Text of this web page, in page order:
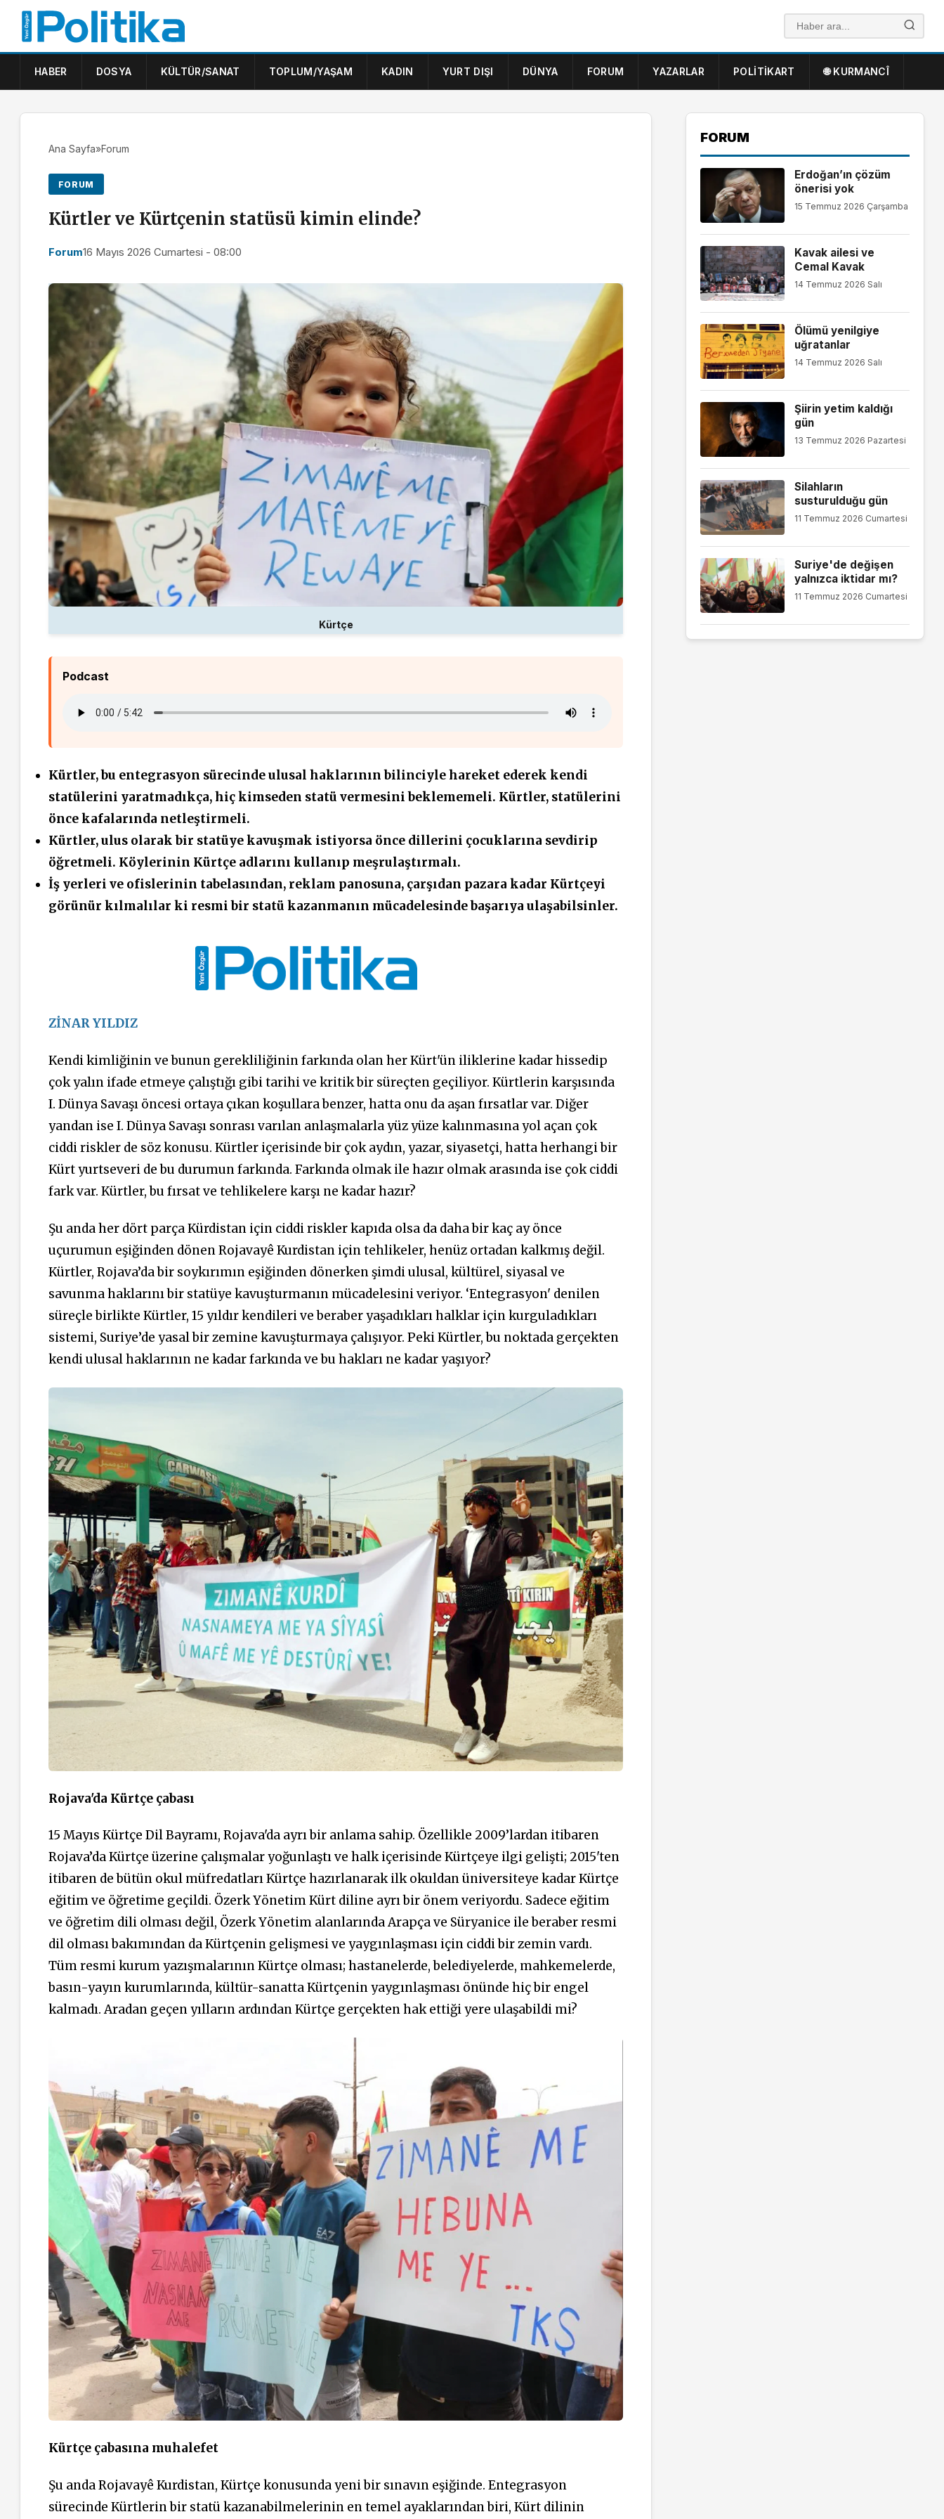
HABER DOSYA KÜLTÜR/SANAT TOPLUM/YAŞAM KADIN YURT DIŞI DÜNYA FORUM YAZARLAR POLITIKART 🌐 KURMANCÎ
Ana Sayfa»Forum
FORUM
Kürtler ve Kürtçenin statüsü kimin elinde?
Forum16 Mayıs 2026 Cumartesi - 08:00
Kürtçe
Podcast
Kürtler, bu entegrasyon sürecinde ulusal haklarınınbilinciyle hareket ederek kendi
statülerini yaratmadıkça,hiç kimseden statü vermesini beklememeli. Kürtler, statülerini
önce kafalarında netleştirmeli.
Kürtler, ulus olarak bir statüye kavuşmak istiyorsa önce dillerini çocuklarına sevdirip
öğretmeli. Köylerinin Kürtçe adlarını kullanıp meşrulaştırmalı.
İş yerleri ve ofislerinin tabelasından, reklam panosuna, çarşıdan pazara kadar Kürtçeyi
görünür kılmalılar ki resmi bir statü kazanmanın mücadelesinde başarıya ulaşabilsinler.
ZİNAR YILDIZ
Kendikimliğininve bunun gerekliliğininfarkında olan her Kürt'ün iliklerine kadar hissedip
çok yalın ifade etmeye çalıştığı gibitarihi ve kritikbir süreçten geçiliyor. Kürtlerin karşısında
I. Dünya Savaşı öncesi ortaya çıkan koşullara benzer, hatta onu da aşan fırsatlar var. Diğer
yandan ise I. Dünya Savaşı sonrası varılan anlaşmalarla yüz yüze kalınmasına yol açan çok
ciddi riskler de söz konusu. Kürtler içerisinde bir çok aydın, yazar, siyasetçi, hatta herhangi bir
Kürt yurtseveri de bu durumun farkında. Farkında olmak ile hazır olmak arasında ise çok ciddi
fark var. Kürtler, bu fırsat ve tehlikelere karşı ne kadar hazır?
Şu anda her dört parça Kürdistan için ciddi riskler kapıda olsa da daha bir kaç ay önce
uçurumun eşiğinden dönen Rojavayê Kurdistan için tehlikeler, henüz ortadan kalkmış değil.
Kürtler, Rojava’da bir soykırımın eşiğinden dönerken şimdi ulusal, kültürel, siyasal ve
savunma haklarını bir statüye kavuşturmanın mücadelesini veriyor. ‘Entegrasyon' denilen
süreçlebirlikte Kürtler, 15 yıldır kendileri ve beraber yaşadıkları halklar için kurguladıkları
sistemi, Suriye’de yasal bir zemine kavuşturmaya çalışıyor. Peki Kürtler, bu noktada gerçekten
kendi ulusal haklarının ne kadar farkında ve bu hakları ne kadar yaşıyor?
Rojava'da Kürtçe çabası
15 Mayıs Kürtçe Dil Bayramı, Rojava'da ayrı bir anlama sahip. Özellikle 2009’lardan itibaren
Rojava’da Kürtçe üzerine çalışmalar yoğunlaştı ve halk içerisinde Kürtçeye ilgi gelişti; 2015'ten
itibaren de bütün okul müfredatları Kürtçe hazırlanarak ilk okuldan üniversiteye kadar Kürtçe
eğitim ve öğretime geçildi. Özerk Yönetim Kürt diline ayrı bir önem veriyordu. Sadece eğitim
ve öğretim dili olması değil, Özerk Yönetim alanlarında Arapça ve Süryanice ile beraber resmi
dil olması bakımından da Kürtçenin gelişmesi ve yaygınlaşması için ciddi bir zemin vardı.
Tüm resmi kurum yazışmalarının Kürtçe olması; hastanelerde, belediyelerde, mahkemelerde,
basın-yayın kurumlarında, kültür-sanatta Kürtçenin yaygınlaşması önünde hiç bir engel
kalmadı. Aradan geçen yılların ardından Kürtçe gerçekten hak ettiği yere ulaşabildi mi?
Kürtçe çabasına muhalefet
Şu anda Rojavayê Kurdistan, Kürtçe konusunda yeni bir sınavın eşiğinde. Entegrasyon
sürecinde Kürtlerin bir statü kazanabilmelerinin en temel ayaklarından biri, Kürt dilinin
FORUM
Erdoğan’ın çözüm
önerisi yok
15 Temmuz 2026 Çarşamba
Kavak ailesi ve
Cemal Kavak
14 Temmuz 2026 Salı
Ölümü yenilgiye
uğratanlar
14 Temmuz 2026 Salı
Şiirin yetim kaldığı
gün
13 Temmuz 2026 Pazartesi
Silahların
susturulduğu gün
11 Temmuz 2026 Cumartesi
Suriye'de değişen
yalnızca iktidar mı?
11 Temmuz 2026 Cumartesi